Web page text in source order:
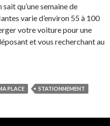
qu’une semaine de
varie d’environ 55 à 100
votre voiture pour une
et vous recherchant au
PLACE STATIONNEMENT